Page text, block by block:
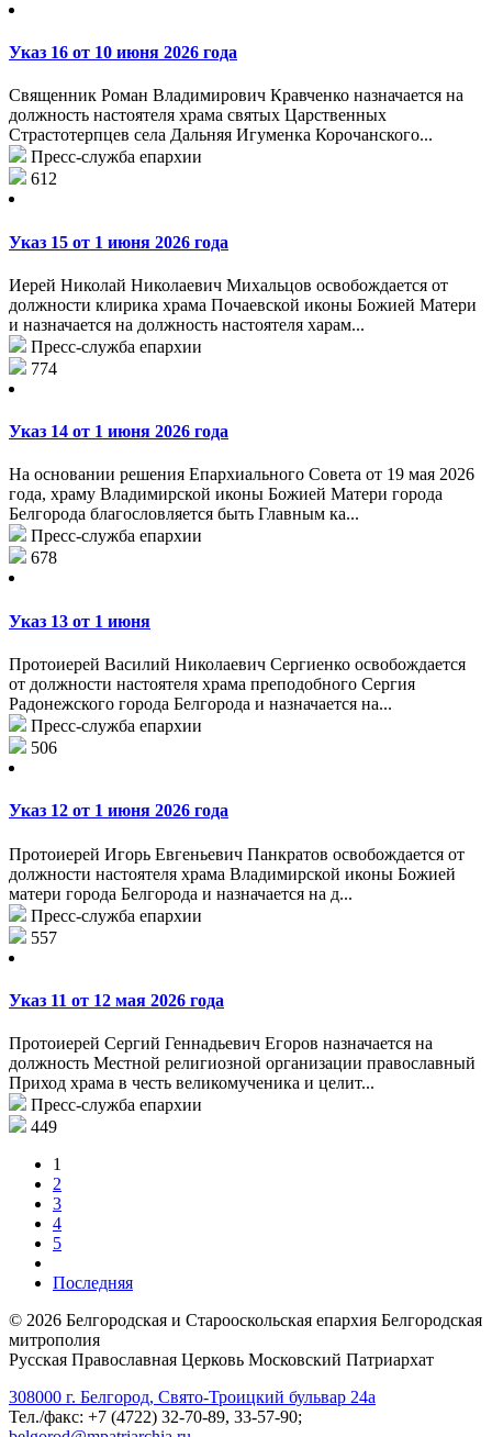
Указ 16 от 10 июня 2026 года
Священник Роман Владимирович Кравченко назначается на
должность настоятеля храма святых Царственных
Страстотерпцев села Дальняя Игуменка Корочанского...
Пресс-служба епархии
612
Указ 15 от 1 июня 2026 года
Иерей Николай Николаевич Михальцов освобождается от
должности клирика храма Почаевской иконы Божией Матери
и назначается на должность настоятеля харам...
Пресс-служба епархии
774
Указ 14 от 1 июня 2026 года
На основании решения Епархиального Совета от 19 мая 2026
года, храму Владимирской иконы Божией Матери города
Белгорода благословляется быть Главным ка...
Пресс-служба епархии
678
Указ 13 от 1 июня
Протоиерей Василий Николаевич Сергиенко освобождается
от должности настоятеля храма преподобного Сергия
Радонежского города Белгорода и назначается на...
Пресс-служба епархии
506
Указ 12 от 1 июня 2026 года
Протоиерей Игорь Евгеньевич Панкратов освобождается от
должности настоятеля храма Владимирской иконы Божией
матери города Белгорода и назначается на д...
Пресс-служба епархии
557
Указ 11 от 12 мая 2026 года
Протоиерей Сергий Геннадьевич Егоров назначается на
должность Местной религиозной организации православный
Приход храма в честь великомученика и целит...
Пресс-служба епархии
449
1
2
3
4
5
Последняя
© 2026 Белгородская и Старооскольская епархия Белгородская
митрополия
Русская Православная Церковь Московский Патриархат
308000 г. Белгород, Свято-Троицкий бульвар 24а
Тел./факс: +7 (4722) 32-70-89, 33-57-90;